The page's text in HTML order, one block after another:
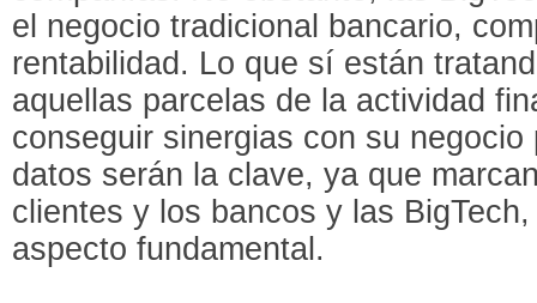
el negocio tradicional bancario,
rentabilidad. Lo que sí están
aquellas parcelas de la actividad
conseguir sinergias con su
datos serán la clave, ya que
clientes y los bancos y las
aspecto fundamental.